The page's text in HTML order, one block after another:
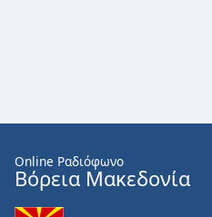
Family
Online Ραδιόφωνο
Βόρεια Μακεδονία